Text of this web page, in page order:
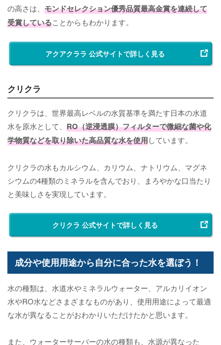
の高さは、 モンドセレクション優秀品質最高金賞を連続して
受賞していることからもわかります。
アクアクララ 公式サイトで詳しく見る
クリクラ
クリクラは、世界最高レベルの水質基準を満たす日本の水道
水を原水として、 RO（逆浸透膜）フィルターで微細な菌や化
学物質などを取り除いた高品質な水を使用しています。
クリクラの水もカルシウム、カリウム、ナトリウム、マグネ
シウムの4種類のミネラルを含んでおり、まろやかな口当たり
と美味しさを実現しています。
クリクラ 公式サイトで詳しく見る
成分や使用用途から自分に合った水を選ぼう！
水の種類は、水道水やミネラルウォーター、アルカリイオン
水やRO水などさまざまなものがあり、使用用途によって最適
な水が異なることがおわかりいただけたかと思います。
また、ウォーターサーバーの水の種類も、水源が異なった